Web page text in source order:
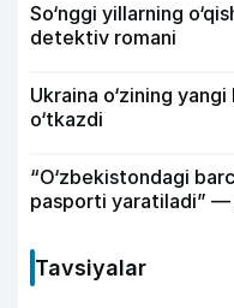
So‘nggi yillarning
detektiv romani
Ukraina o‘zining
o‘tkazdi
“O‘zbekistondagi
pasporti yaratiladi”
Tavsiyalar